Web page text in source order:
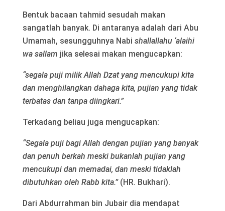
Bentuk bacaan tahmid sesudah makan
sangatlah banyak. Di antaranya adalah dari Abu
Umamah, sesungguhnya Nabi shallallahu ‘alaihi
wa sallam jika selesai makan mengucapkan:
“segala puji milik Allah Dzat yang mencukupi kita
dan menghilangkan dahaga kita, pujian yang tidak
terbatas dan tanpa diingkari.”
Terkadang beliau juga mengucapkan:
“Segala puji bagi Allah dengan pujian yang banyak
dan penuh berkah meski bukanlah pujian yang
mencukupi dan memadai, dan meski tidaklah
dibutuhkan oleh Rabb kita.”(HR. Bukhari).
Dari Abdurrahman bin Jubair dia mendapat